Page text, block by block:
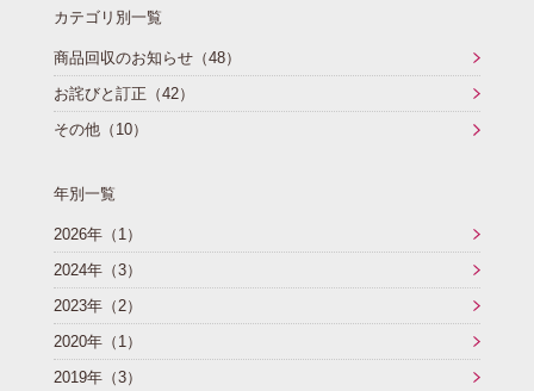
カテゴリ別一覧
商品回収のお知らせ（48）
お詫びと訂正（42）
その他（10）
年別一覧
2026年（1）
2024年（3）
2023年（2）
2020年（1）
2019年（3）